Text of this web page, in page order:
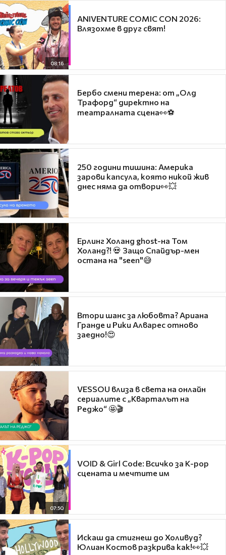
08:16
ANIVENTURE COMIC CON 2026:
Влязохме в друг свят!
Бербо смени терена: от „Олд
Трафорд“ директно на
театралната сцена👀⚽
250 години тишина: Америка
зарови капсула, която никой жив
днес няма да отвори👀💥
Ерлинг Холанд ghost-на Том
Холанд?! 💀 Защо Спайдър-мен
остана на "seen"😅
Втори шанс за любовта? Ариана
Гранде и Рики Алварес отново
заедно!😍
VESSOU влиза в света на онлайн
сериалите с „Кварталът на
Реджо“ 🤩🎬
07:50
VOID & Girl Code: Всичко за K-pop
сцената и мечтите им
Искаш да стигнеш до Холивуд?
Юлиан Костов разкрива как!👀💥